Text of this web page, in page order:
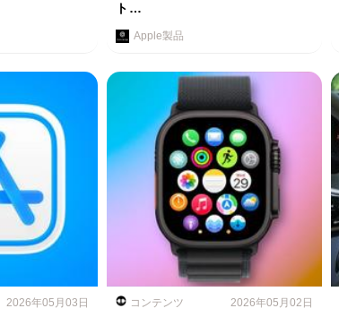
ト…
Apple製品
2026年05月03日 コンテンツ 2026年05月02日